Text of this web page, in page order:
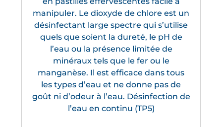
manipuler. Le dioxyde de chlore est un
désinfectant large spectre qui s’utilise
quels que soient la dureté, le pH de
l’eau ou la présence limitée de
minéraux tels que le fer ou le
manganèse. Il est efficace dans tous
les types d’eau et ne donne pas de
goût ni d’odeur à l’eau. Désinfection de
l’eau en continu (TP5)